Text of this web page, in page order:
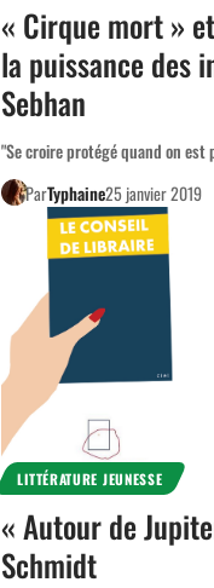
« Cirque mort »
la puissance des
Sebhan
"Se croire protégé quand on
ParTyphaine25 janvier 2019
LITTÉRATURE JEUNESSE
« Autour de
Schmidt